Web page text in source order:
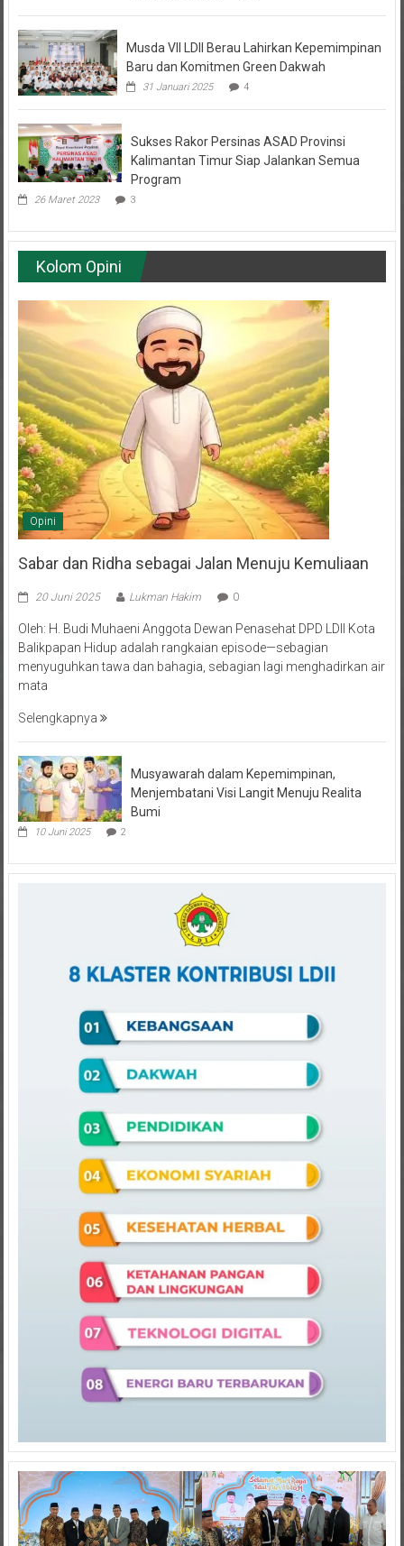
Musda VII LDII Berau Lahirkan Kepemimpinan
Baru dan Komitmen Green Dakwah
31 Januari 2025 4
Sukses Rakor Persinas ASAD Provinsi
Kalimantan Timur Siap Jalankan Semua
Program
26 Maret 2023 3
Kolom Opini
Opini
Sabar dan Ridha sebagai Jalan Menuju Kemuliaan
20 Juni 2025 Lukman Hakim 0
Oleh: H. Budi Muhaeni Anggota Dewan Penasehat DPD LDII Kota
Balikpapan Hidup adalah rangkaian episode—sebagian
menyuguhkan tawa dan bahagia, sebagian lagi menghadirkan air
mata
Selengkapnya
Musyawarah dalam Kepemimpinan,
Menjembatani Visi Langit Menuju Realita
Bumi
10 Juni 2025 2